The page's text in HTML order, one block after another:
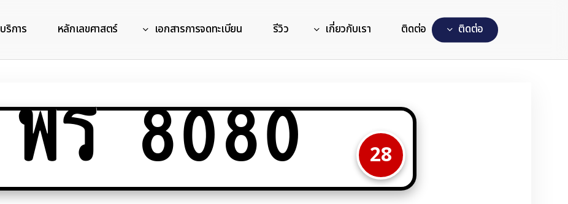
บริการ หลักเลขศาสตร์ เอกสารการจดทะเบียน รีวิว เกี่ยวกับเรา ติดต่อ ตดตอ
พร 8080 28